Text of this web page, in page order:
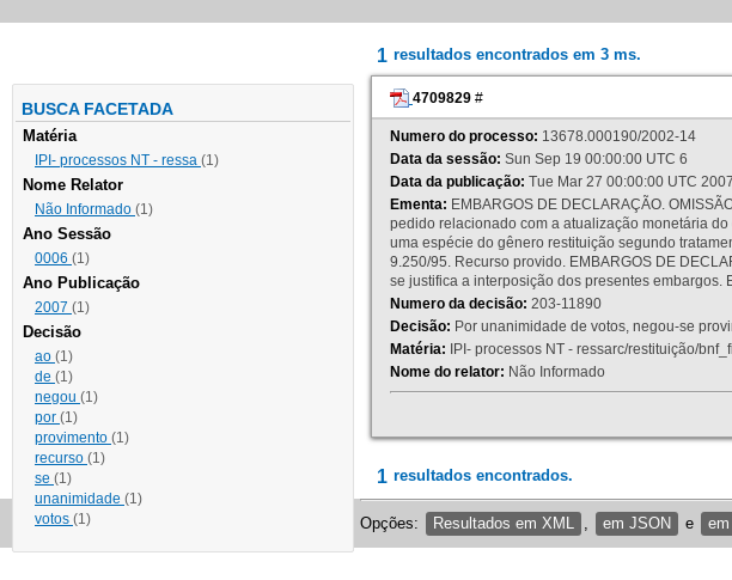
BUSCA FACETADA
Matéria
IPI- processos NT - ressa (1)
Nome Relator
Não Informado (1)
Ano Sessão
0006 (1)
Ano Publicação
2007 (1)
Decisão
ao (1)
de (1)
negou (1)
por (1)
provimento (1)
recurso (1)
se (1)
unanimidade (1)
votos (1)
1 resultados encontrados em 3 ms.
4709829 #
Numero do processo: 13678.000190/2002-14
Data da sessão: Sun Sep 19 00:00:00 UTC 6
Data da publicação: Tue Mar 27 00:00:00 UTC 2007
Ementa: EMBARGOS DE DECLARAÇÃO.
pedido relacionado com a atualização monetária
uma espécie do gênero restituição segundo
9.250/95. Recurso provido. EMBARGOS DE
se justifica a interposição dos presentes embargos.
Numero da decisão: 203-11890
Decisão: Por unanimidade de votos, negou-se
Matéria: IPI- processos NT - ressarc/restituição/
Nome do relator: Não Informado
1 resultados encontrados.
Opções: Resultados em XML em JSON e